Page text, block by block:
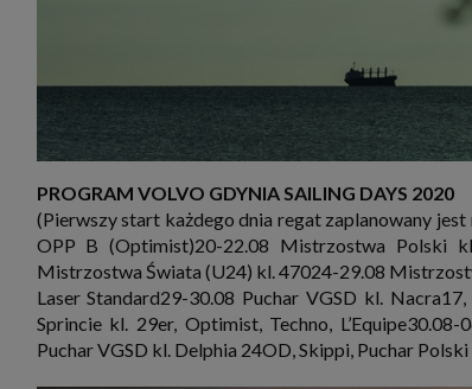
PROGRAM VOLVO GDYNIA SAILING DAYS 2020
(Pierwszy start każdego dnia regat zaplanowany
OPP B (Optimist)20-22.08 Mistrzostwa Polski
Mistrzostwa Świata (U24) kl. 47024-29.08
Laser Standard29-30.08 Puchar VGSD kl.
Sprincie kl. 29er, Optimist, Techno,
Puchar VGSD kl. Delphia 24OD, Skippi, Puchar